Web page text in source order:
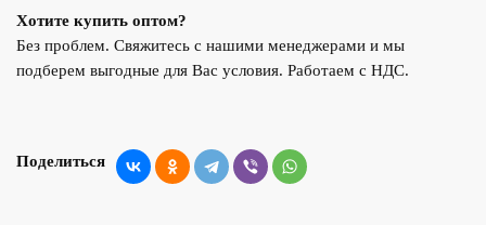
Хотите купить оптом?
Без проблем. Свяжитесь с нашими менеджерами и мы
подберем выгодные для Вас условия. Работаем с НДС.
Поделиться